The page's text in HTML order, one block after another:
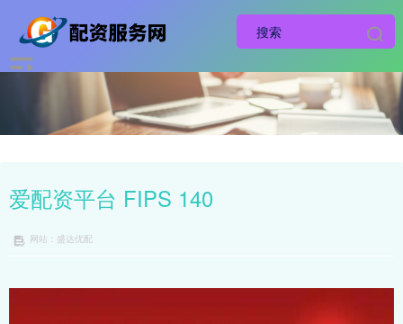
爱配资平台 FIPS 140
网站：盛达优配